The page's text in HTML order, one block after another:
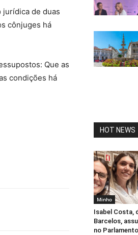
jurídica de duas
cônjuges há
Que as
condições há
HOT NEWS
Minho
Isabel Costa,
Barcelos,
no